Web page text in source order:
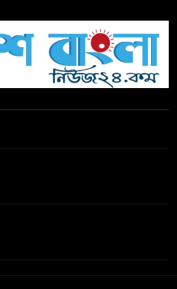
টিকটকে অশালীন কনটেন্ট ও অনলাইন
হয়রানির অভিযোগে ব্রাহ্মণবাড়িয়ায়
বেতাগীতে ঈদুল আজহা উপলক্ষে